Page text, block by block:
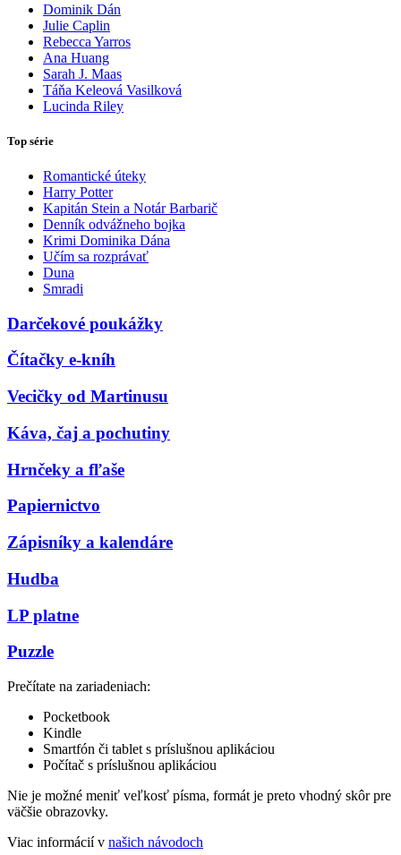
Dominik Dán
Julie Caplin
Rebecca Yarros
Ana Huang
Sarah J. Maas
Táňa Keleová Vasilková
Lucinda Riley
Top série
Romantické úteky
Harry Potter
Kapitán Stein a Notár Barbarič
Denník odvážneho bojka
Krimi Dominika Dána
Učím sa rozprávať
Duna
Smradi
Darčekové poukážky
Čítačky e-kníh
Vecičky od Martinusu
Káva, čaj a pochutiny
Hrnčeky a fľaše
Papiernictvo
Zápisníky a kalendáre
Hudba
LP platne
Puzzle
Prečítate na zariadeniach:
Pocketbook
Kindle
Smartfón či tablet s príslušnou aplikáciou
Počítač s príslušnou aplikáciou
Nie je možné meniť veľkosť písma, formát je preto vhodný skôr pre
väčšie obrazovky.
Viac informácií v našich návodoch